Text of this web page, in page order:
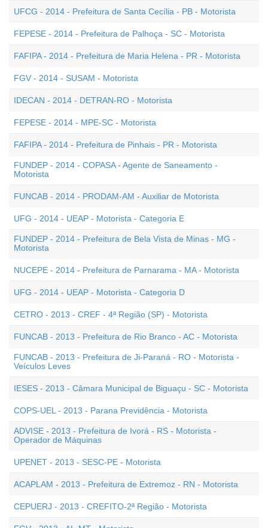
UFCG - 2014 - Prefeitura de Santa Cecília - PB - Motorista
FEPESE - 2014 - Prefeitura de Palhoça - SC - Motorista
FAFIPA - 2014 - Prefeitura de Maria Helena - PR - Motorista
FGV - 2014 - SUSAM - Motorista
IDECAN - 2014 - DETRAN-RO - Motorista
FEPESE - 2014 - MPE-SC - Motorista
FAFIPA - 2014 - Prefeitura de Pinhais - PR - Motorista
FUNDEP - 2014 - COPASA - Agente de Saneamento -
Motorista
FUNCAB - 2014 - PRODAM-AM - Auxiliar de Motorista
UFG - 2014 - UEAP - Motorista - Categoria E
FUNDEP - 2014 - Prefeitura de Bela Vista de Minas - MG -
Motorista
NUCEPE - 2014 - Prefeitura de Parnarama - MA - Motorista
UFG - 2014 - UEAP - Motorista - Categoria D
CETRO - 2013 - CREF - 4ª Região (SP) - Motorista
FUNCAB - 2013 - Prefeitura de Rio Branco - AC - Motorista
FUNCAB - 2013 - Prefeitura de Ji-Paraná - RO - Motorista -
Veículos Leves
IESES - 2013 - Câmara Municipal de Biguaçu - SC - Motorista
COPS-UEL - 2013 - Parana Previdência - Motorista
ADVISE - 2013 - Prefeitura de Ivorá - RS - Motorista -
Operador de Máquinas
UPENET - 2013 - SESC-PE - Motorista
ACAPLAM - 2013 - Prefeitura de Extremoz - RN - Motorista
CEPUERJ - 2013 - CREFITO-2ª Região - Motorista